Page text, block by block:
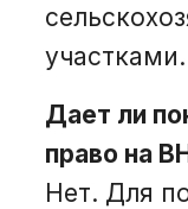
участками.
Дает ли
право на
Нет. Для